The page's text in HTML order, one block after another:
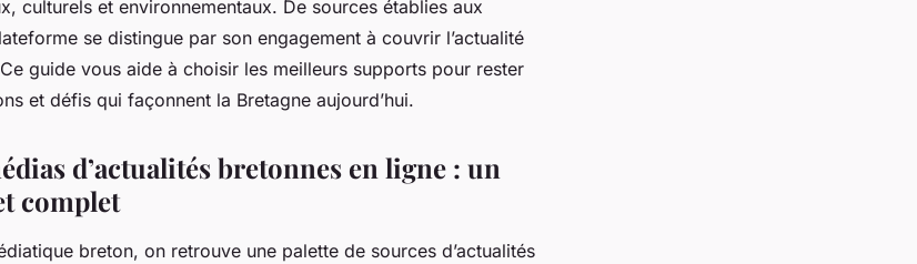
culturels et environnementaux. De sources établies aux
se distingue par son engagement à couvrir l’actualité
guide vous aide à choisir les meilleurs supports pour rester
et défis qui façonnent la Bretagne aujourd’hui.
d’actualités bretonnes en ligne : un
complet
breton, on retrouve une palette de sources d’actualités